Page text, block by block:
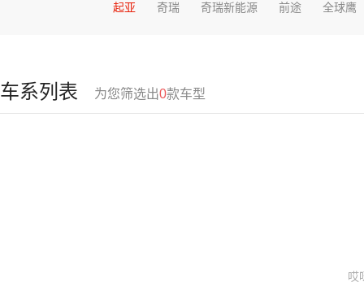
起亚 奇瑞 奇瑞新能源 前途 全球鹰
车系列表 为您筛选出0款车型
哎